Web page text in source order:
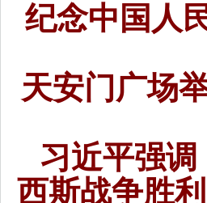
纪念中国人
天安门广场
习近平强
西斯战争胜